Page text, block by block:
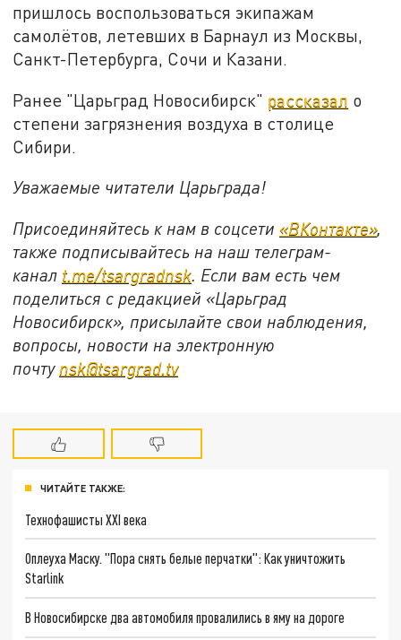
пришлось воспользоваться экипажам
самолётов, летевших в Барнаул из Москвы,
Санкт-Петербурга, Сочи и Казани.
Ранее "Царьград Новосибирск" рассказал о
степени загрязнения воздуха в столице
Сибири.
Уважаемые читатели Царьграда!
Присоединяйтесь к нам в соцсети «ВКонтакте»,
также подписывайтесь на наш телеграм-
канал t.me/tsargradnsk. Если вам есть чем
поделиться с редакцией «Царьград
Новосибирск», присылайте свои наблюдения,
вопросы, новости на электронную
почту nsk@tsargrad.tv
ЧИТАЙТЕ ТАКЖЕ:
Технофашисты XXI века
Оплеуха Маску. "Пора снять белые перчатки": Как уничтожить
Starlink
В Новосибирске два автомобиля провалились в яму на дороге